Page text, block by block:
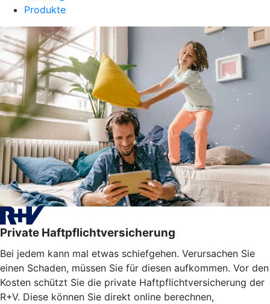
Produkte
Private Haftpflichtversicherung
Bei jedem kann mal etwas schiefgehen. Verursachen Sie
einen Schaden, müssen Sie für diesen aufkommen. Vor den
Kosten schützt Sie die private Haftpflichtversicherung der
R+V. Diese können Sie direkt online berechnen,